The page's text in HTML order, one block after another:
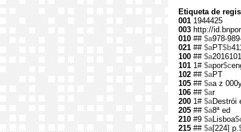
Etiqueta de
001 1944425
003 http://
010 ## $a978-
021 ## $aPT$b
100 ## $a
101 1# $apor$c
102 ## $aPT
105 ## $aa z
106 ## $ar
200 1# $aDestrói
205 ## $a8ª ed
210 #9 $aLisboa
215 ## $a[224] p.